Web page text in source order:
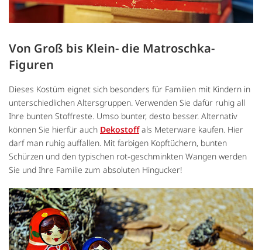
Von Groß bis Klein- die Matroschka-
Figuren
Dieses Kostüm eignet sich besonders für Familien mit Kindern in
unterschiedlichen Altersgruppen. Verwenden Sie dafür ruhig all
Ihre bunten Stoffreste. Umso bunter, desto besser. Alternativ
können Sie hierfür auch Dekostoffals Meterware kaufen. Hier
darf man ruhig auffallen. Mit farbigen Kopftüchern, bunten
Schürzen und den typischen rot-geschminkten Wangen werden
Sie und Ihre Familie zum absoluten Hingucker!